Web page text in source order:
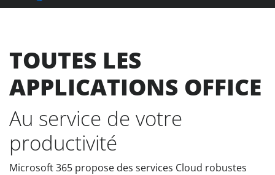
TOUTES LES
APPLICATIONS OFFICE
Au service de votre
productivité
Microsoft 365 propose des services Cloud robustes